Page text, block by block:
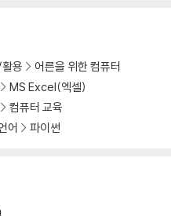
터 추가 및 삭제하기
용
어른을 위한 컴퓨터
MS Excel(엑셀)
컴퓨터 교육
어 파이썬